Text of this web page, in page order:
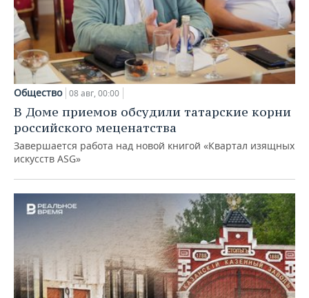
Общество 08 авг, 00:00
В Доме приемов обсудили татарские корни
российского меценатства
Завершается работа над новой книгой «Квартал изящных
искусств ASG»